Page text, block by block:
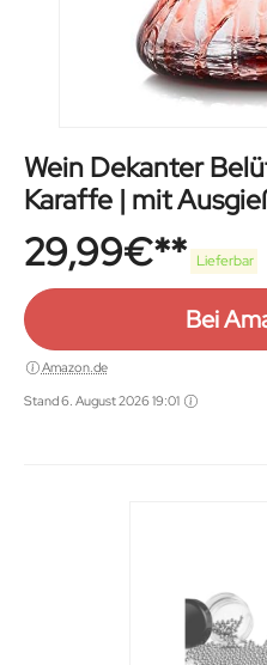
Wein Dekanter
Karaffe | mit
29,99€ Lieferbar
Bei
Amazon.de
Stand 6. August 2026 19:01